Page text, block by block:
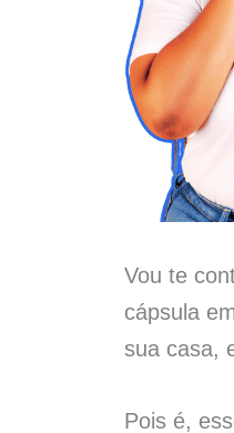
Vou te
cápsula
sua casa,
Pois é,